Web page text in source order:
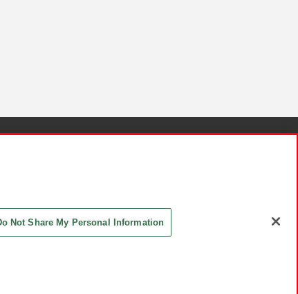
Not Share My Personal Information